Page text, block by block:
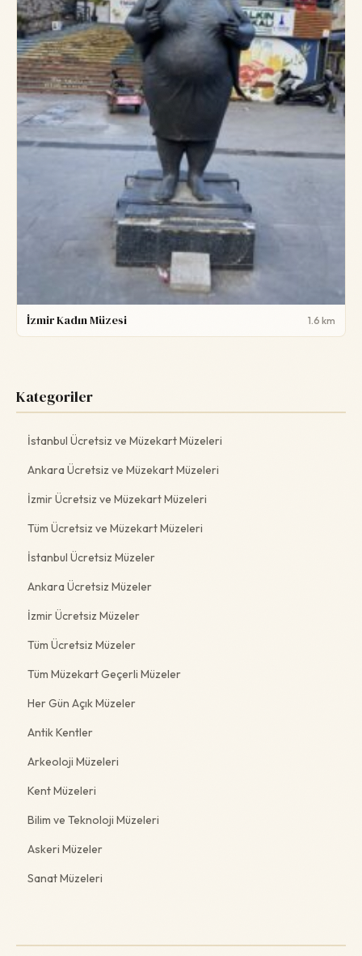
İzmir Kadın Müzesi 1.6 km
Kategoriler
İstanbul Ücretsiz ve Müzekart Müzeleri
Ankara Ücretsiz ve Müzekart Müzeleri
İzmir Ücretsiz ve Müzekart Müzeleri
Tüm Ücretsiz ve Müzekart Müzeleri
İstanbul Ücretsiz Müzeler
Ankara Ücretsiz Müzeler
İzmir Ücretsiz Müzeler
Tüm Ücretsiz Müzeler
Tüm Müzekart Geçerli Müzeler
Her Gün Açık Müzeler
Antik Kentler
Arkeoloji Müzeleri
Kent Müzeleri
Bilim ve Teknoloji Müzeleri
Askeri Müzeler
Sanat Müzeleri